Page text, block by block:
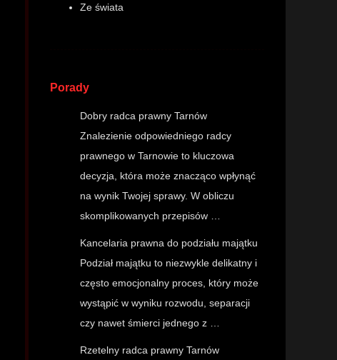
Ze świata
Porady
Dobry radca prawny Tarnów
Znalezienie odpowiedniego radcy
prawnego w Tarnowie to kluczowa
decyzja, która może znacząco wpłynąć
na wynik Twojej sprawy. W obliczu
skomplikowanych przepisów …
Kancelaria prawna do podziału majątku
Podział majątku to niezwykle delikatny i
często emocjonalny proces, który może
wystąpić w wyniku rozwodu, separacji
czy nawet śmierci jednego z …
Rzetelny radca prawny Tarnów